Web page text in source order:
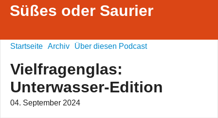
Süßes oder Saurier
Startseite Archiv Über diesen Podcast
Vielfragenglas:
Unterwasser-Edition
04. September 2024